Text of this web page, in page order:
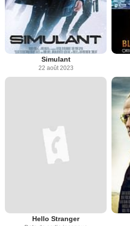
Simulant
22 août 2023
Hello Stranger